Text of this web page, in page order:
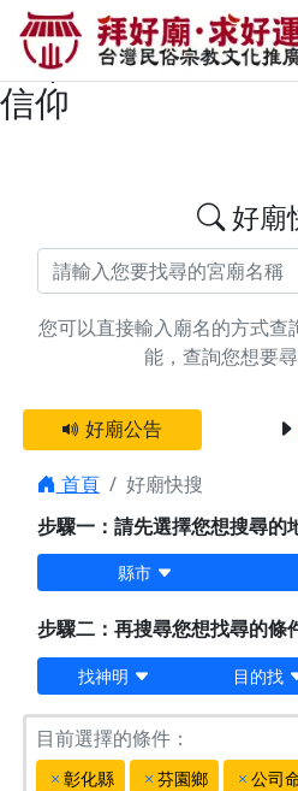
搜尋彰化縣芬園鄉
料 | 拜好廟求好運
信仰
好廟
您可以直接輸入廟名的方式查
能，查詢您想要尋
好廟公告
首頁
好廟快搜
步驟一：請先選擇您想搜尋的
縣市
步驟二：再搜尋您想找尋的條
找神明 目的找
目前選擇的條件：
彰化縣 芬園鄉 公司